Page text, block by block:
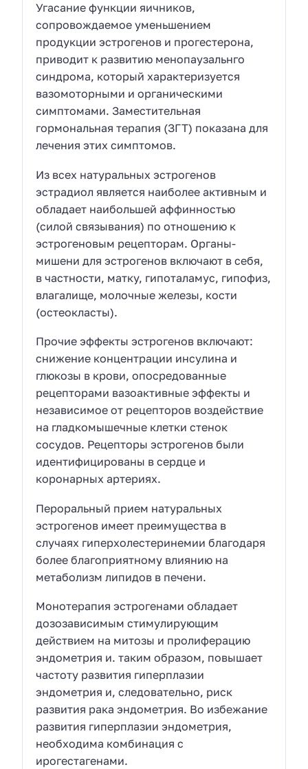
Угасание функции яичников,
сопровождаемое уменьшением
продукции эстрогенов и прогестерона,
приводит к развитию менопаузальнго
синдрома, который характеризуется
вазомоторными и органическими
симптомами. Заместительная
гормональная терапия (ЗГТ) показана для
лечения этих симптомов.
Из всех натуральных эстрогенов
эстрадиол является наиболее активным и
обладает наибольшей аффинностью
(силой связывания) по отношению к
эстрогеновым рецепторам. Органы-
мишени для эстрогенов включают в себя,
в частности, матку, гипоталамус, гипофиз,
влагалище, молочные железы, кости
(остеокласты).
Прочие эффекты эстрогенов включают:
снижение концентрации инсулина и
глюкозы в крови, опосредованные
рецепторами вазоактивные эффекты и
независимое от рецепторов воздействие
на гладкомышечные клетки стенок
сосудов. Рецепторы эстрогенов были
идентифицированы в сердце и
коронарных артериях.
Пероральный прием натуральных
эстрогенов имеет преимущества в
случаях гиперхолестеринемии благодаря
более благоприятному влиянию на
метаболизм липидов в печени.
Монотерапия эстрогенами обладает
дозозависимым стимулирующим
действием на митозы и пролиферацию
эндометрия и. таким образом, повышает
частоту развития гиперплазии
эндометрия и, следовательно, риск
развития рака эндометрия. Во избежание
развития гиперплазии эндометрия,
необходима комбинация с
ирогестагенами.